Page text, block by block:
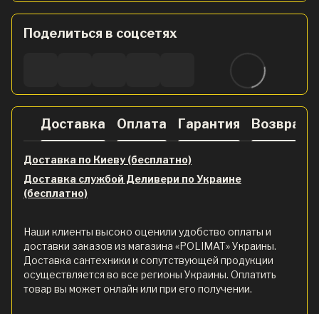
Поделиться в соцсетях
Доставка Оплата Гарантия Возврат
Доставка по Киеву (бесплатно)
Доставка службой Деливери по Украине
(бесплатно)
Наши клиенты высоко оценили удобство оплаты и
доставки заказов из магазина «POLIMAT» Украины.
Доставка сантехники и сопутствующей продукции
осуществляется во все регионы Украины. Оплатить
товар вы может онлайн или при его получении.